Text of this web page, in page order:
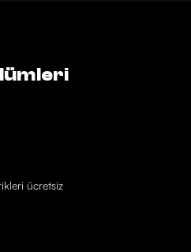
ücretsiz